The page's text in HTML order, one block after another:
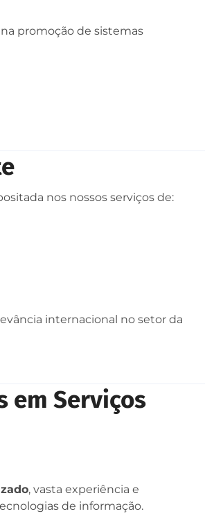
promoção de sistemas
nos nossos serviços de:
internacional no setor da
em Serviços
, vasta experiência e
de informação.